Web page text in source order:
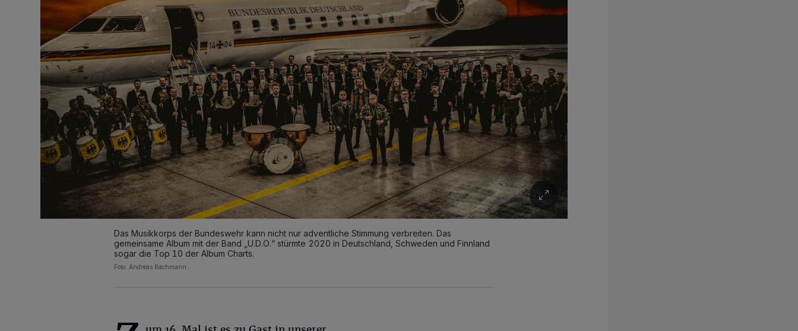
Das Musikkorps der Bundeswehr kann nicht nur adventliche Stimmung verbreiten. Das
gemeinsame Album mit der Band „U.D.O.“ stürmte 2020 in Deutschland, Schweden und Finnland
sogar die Top 10 der Album Charts.
Foto: Andreas Bachmann